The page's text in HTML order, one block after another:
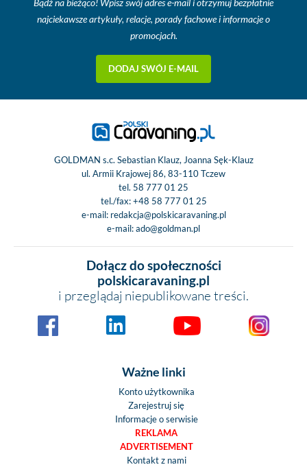
Bądź na bieżąco! Wpisz swój adres e-mail i otrzymuj bezpłatnie
najciekawsze artykuły, relacje, porady fachowe i informacje o
promocjach.
DODAJ SWÓJ E-MAIL
GOLDMAN s.c. Sebastian Klauz, Joanna Sęk-Klauz
ul. Armii Krajowej 86, 83-110 Tczew
tel. 58 777 01 25
tel./fax:+48 58 777 01 25
e-mail: redakcja@polskicaravaning.pl
e-mail:ado@goldman.pl
Dołącz do społeczności
polskicaravaning.pl
i przeglądaj niepublikowane treści.
Ważne linki
Konto użytkownika
Zarejestruj się
Informacje o serwisie
REKLAMA
ADVERTISEMENT
Kontakt z nami